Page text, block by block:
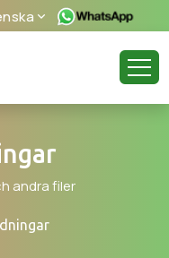
andra filer